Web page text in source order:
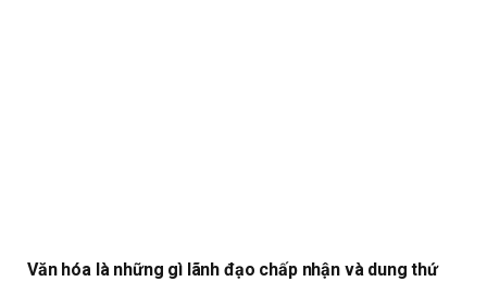
Văn hóa là những gì lãnh đạo chấp nhận và dung thứ